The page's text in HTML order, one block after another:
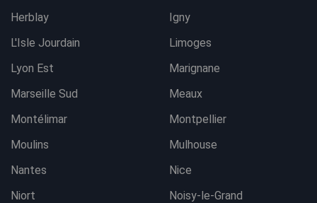
Herblay
Igny
L'Isle Jourdain
Limoges
Lyon Est
Marignane
Marseille Sud
Meaux
Montélimar
Montpellier
Moulins
Mulhouse
Nantes
Nice
Niort
Noisy-le-Grand